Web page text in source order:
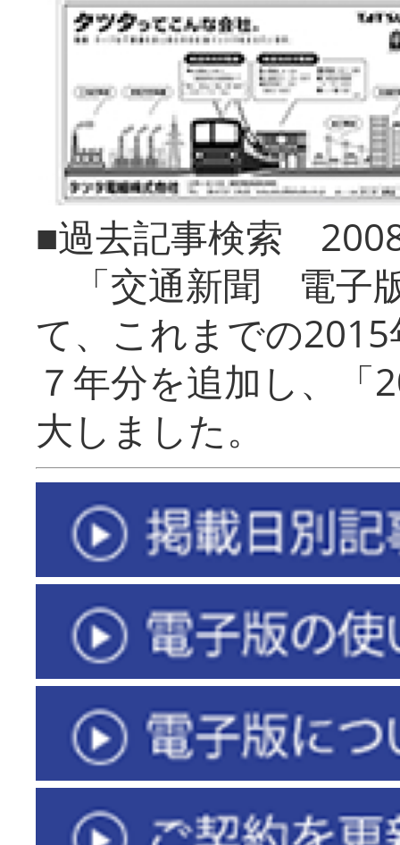
■過去記事検索
「交通新聞 電子
て、これまでの
７年分を追加し、「
大しまし